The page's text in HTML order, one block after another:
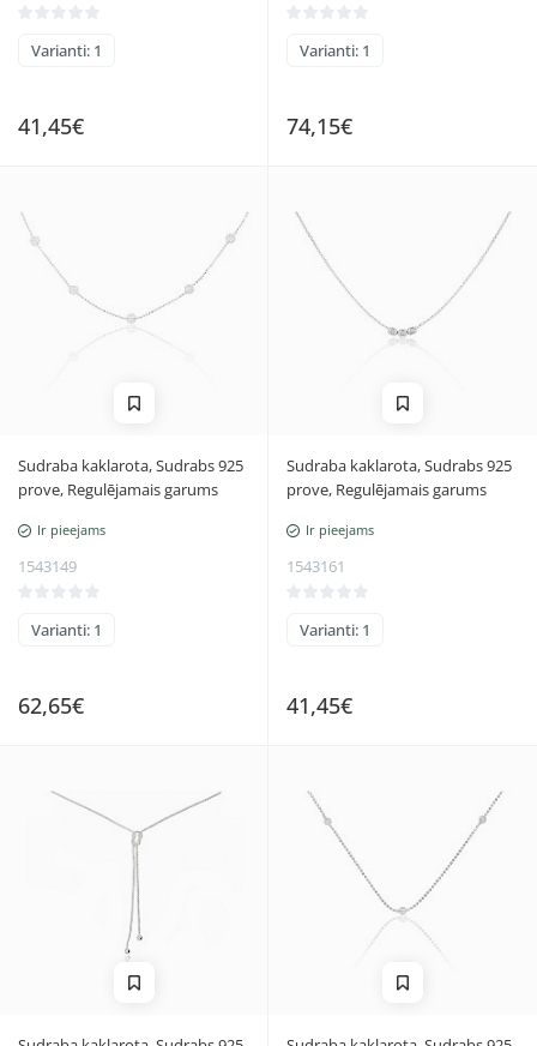
Varianti: 1
41,45€
Varianti: 1
74,15€
Sudraba kaklarota, Sudrabs 925
prove, Regulējamais garums
Ir pieejams
1543149
Varianti: 1
62,65€
Sudraba kaklarota, Sudrabs 925
prove, Regulējamais garums
Ir pieejams
1543161
Varianti: 1
41,45€